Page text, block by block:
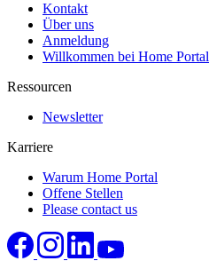
Kontakt
Über uns
Anmeldung
Willkommen bei Home Portal
Ressourcen
Newsletter
Karriere
Warum Home Portal
Offene Stellen
Please contact us